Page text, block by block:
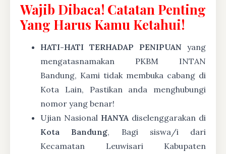
Wajib Dibaca! Catatan Penting
Yang Harus Kamu Ketahui!
HATI-HATI TERHADAP PENIPUAN yang
mengatasnamakan PKBM INTAN
Bandung, Kami tidak membuka cabang di
Kota Lain, Pastikan anda menghubungi
nomor yang benar!
Ujian Nasional HANYA diselenggarakan di
Kota Bandung, Bagi siswa/i dari
Kecamatan Leuwisari Kabupaten